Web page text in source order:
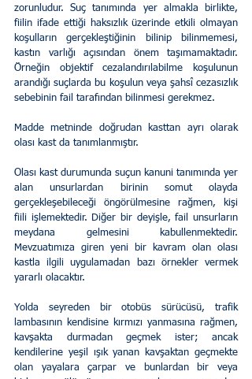
zorunludur. Suç tanımında yer almakla birlikte,
fiilin ifade ettiği haksızlık üzerinde etkili olmayan
koşulların gerçekleştiğinin bilinip bilinmemesi,
kastın varlığı açısından önem taşımamaktadır.
Örneğin objektif cezalandırılabilme koşulunun
arandığı suçlarda bu koşulun veya şahsî cezasızlık
sebebinin fail tarafından bilinmesi gerekmez.
Madde metninde doğrudan kasttan ayrı olarak
olası kast da tanımlanmıştır.
Olası kast durumunda suçun kanuni tanımında yer
alan unsurlardan birinin somut olayda
gerçekleşebileceği öngörülmesine rağmen, kişi
fiili işlemektedir. Diğer bir deyişle, fail unsurların
meydana gelmesini kabullenmektedir.
Mevzuatımıza giren yeni bir kavram olan olası
kastla ilgili uygulamadan bazı örnekler vermek
yararlı olacaktır.
Yolda seyreden bir otobüs sürücüsü, trafik
lambasının kendisine kırmızı yanmasına rağmen,
kavşakta durmadan geçmek ister; ancak
kendilerine yeşil ışık yanan kavşaktan geçmekte
olan yayalara çarpar ve bunlardan bir veya